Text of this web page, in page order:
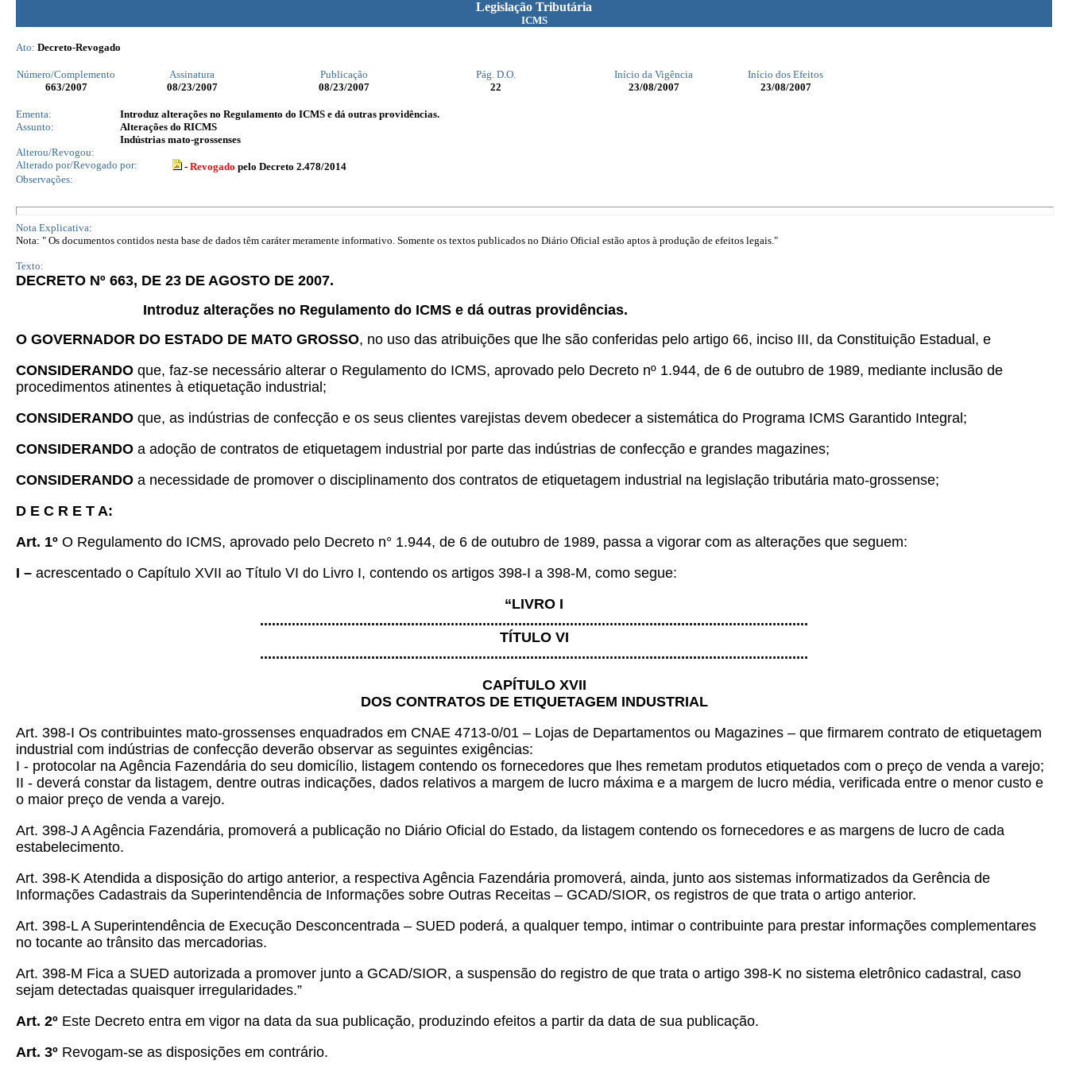
Legislação Tributária
ICMS
Ato: Decreto-Revogado
Número/Complemento Assinatura Publicação Pág. D.O. Início da Vigência
Início dos Efeitos
663/2007 08/23/2007 08/23/2007 22 23/08/2007 23/08/2007
Ementa:
Introduz alterações no Regulamento do ICMS e dá outras providências.
Assunto:
Alterações do RICMS
Indústrias mato-grossenses
Alterou/Revogou:
Alterado por/Revogado por:
- Revogado pelo Decreto 2.478/2014
Observações:
Nota Explicativa:
Nota: " Os documentos contidos nesta base de dados têm caráter meramente informativo. Somente os textos publicados no Diário Oficial estão aptos à produção de efeitos legais."
Texto:
DECRETO Nº 663, DE 23 DE AGOSTO DE 2007.
Introduz alterações no Regulamento do ICMS e dá outras providências.
O GOVERNADOR DO ESTADO DE MATO GROSSO, no uso das atribuições que lhe são conferidas pelo artigo 66, inciso III, da Constituição Estadual, e
CONSIDERANDO que, faz-se necessário alterar o Regulamento do ICMS, aprovado pelo Decreto nº 1.944, de 6 de outubro de 1989, mediante inclusão de
procedimentos atinentes à etiquetação industrial;
CONSIDERANDO que, as indústrias de confecção e os seus clientes varejistas devem obedecer a sistemática do Programa ICMS Garantido Integral;
CONSIDERANDO a adoção de contratos de etiquetagem industrial por parte das indústrias de confecção e grandes magazines;
CONSIDERANDO a necessidade de promover o disciplinamento dos contratos de etiquetagem industrial na legislação tributária mato-grossense;
D E C R E T A:
Art. 1º O Regulamento do ICMS, aprovado pelo Decreto n° 1.944, de 6 de outubro de 1989, passa a vigorar com as alterações que seguem:
I – acrescentado o Capítulo XVII ao Título VI do Livro I, contendo os artigos 398-I a 398-M, como segue:
“LIVRO I
..........................................................................................................................................
TÍTULO VI
..........................................................................................................................................
CAPÍTULO XVII
DOS CONTRATOS DE ETIQUETAGEM INDUSTRIAL
Art. 398-I Os contribuintes mato-grossenses enquadrados em CNAE 4713-0/01 – Lojas de Departamentos ou Magazines – que firmarem contrato de etiquetagem
industrial com indústrias de confecção deverão observar as seguintes exigências:
I - protocolar na Agência Fazendária do seu domicílio, listagem contendo os fornecedores que lhes remetam produtos etiquetados com o preço de venda a varejo;
II - deverá constar da listagem, dentre outras indicações, dados relativos a margem de lucro máxima e a margem de lucro média, verificada entre o menor custo e
o maior preço de venda a varejo.
Art. 398-J A Agência Fazendária, promoverá a publicação no Diário Oficial do Estado, da listagem contendo os fornecedores e as margens de lucro de cada
estabelecimento.
Art. 398-K Atendida a disposição do artigo anterior, a respectiva Agência Fazendária promoverá, ainda, junto aos sistemas informatizados da Gerência de
Informações Cadastrais da Superintendência de Informações sobre Outras Receitas – GCAD/SIOR, os registros de que trata o artigo anterior.
Art. 398-L A Superintendência de Execução Desconcentrada – SUED poderá, a qualquer tempo, intimar o contribuinte para prestar informações complementares
no tocante ao trânsito das mercadorias.
Art. 398-M Fica a SUED autorizada a promover junto a GCAD/SIOR, a suspensão do registro de que trata o artigo 398-K no sistema eletrônico cadastral, caso
sejam detectadas quaisquer irregularidades.”
Art. 2º Este Decreto entra em vigor na data da sua publicação, produzindo efeitos a partir da data de sua publicação.
Art. 3º Revogam-se as disposições em contrário.